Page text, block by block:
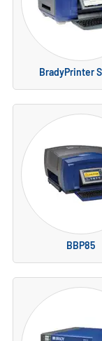
BradyPrinter
BBP85